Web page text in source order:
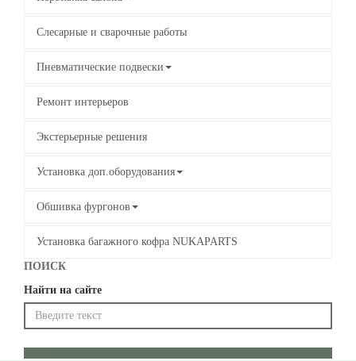
Слесарные и сварочные работы
Пневматические подвески
Ремонт интерьеров
Экстерьерные решения
Установка доп.оборудования
Обшивка фургонов
Установка багажного кофра NUKAPARTS
ПОИСК
Найти на сайте